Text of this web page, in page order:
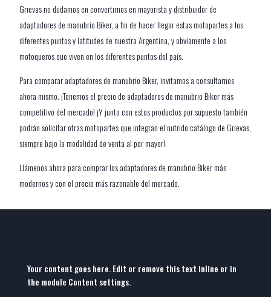
Grievas no dudamos en convertirnos en mayorista y distribuidor de
adaptadores de manubrio Biker, a fin de hacer llegar estas motopartes a los
diferentes puntos y latitudes de nuestra Argentina, y obviamente a los
motoqueros que viven en los diferentes puntos del país.
Para comparar adaptadores de manubrio Biker, invitamos a consultarnos
ahora mismo. ¡Tenemos el precio de adaptadores de manubrio Biker más
competitivo del mercado! ¡Y junto con estos productos por supuesto también
podrán solicitar otras motopartes que integran el nutrido catálogo de Grievas,
siempre bajo la modalidad de venta al por mayor!.
Llámenos ahora para comprar los adaptadores de manubrio Biker más
modernos y con el precio más razonable del mercado.
Your content goes here. Edit or remove this text inline or in
the module Content settings.